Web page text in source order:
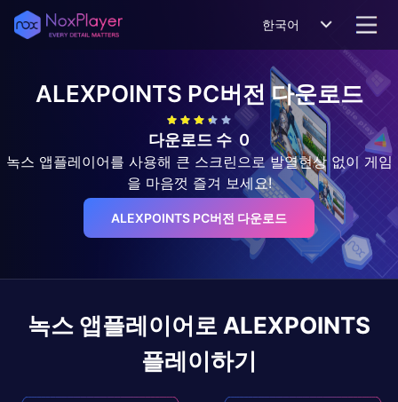
한국어
ALEXPOINTS PC버전 다운로드
다운로드 수 0
녹스 앱플레이어를 사용해 큰 스크린으로 발열현상 없이 게임
을 마음껏 즐겨 보세요!
ALEXPOINTS PC버전 다운로드
녹스 앱플레이어로 ALEXPOINTS
플레이하기